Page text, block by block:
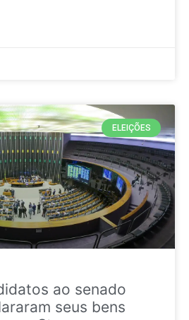
ELEIÇÕES
ao senado
seus bens